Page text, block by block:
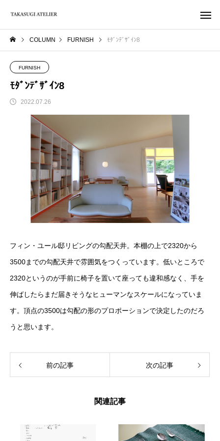
COLUMN FURNISH ﾓﾀﾞﾝﾃﾞｻﾞｲﾝ8
FURNISH
ﾓﾀﾞﾝﾃﾞｻﾞｲﾝ8
2022.07.26
フィン・ユール邸リビングの勾配天井。本棚の上で2320から
3500までの勾配天井で雰囲気をつくっています。低いところで
2320というのが手前に椅子を置いて座っても違和感なく、手を
伸ばしたらまだ届きそうなヒューマンなスケールになっていま
す。頂点の3500は勾配の形のプロポーションで決定したのだろ
うと思います。
前の記事 次の記事
関連記事